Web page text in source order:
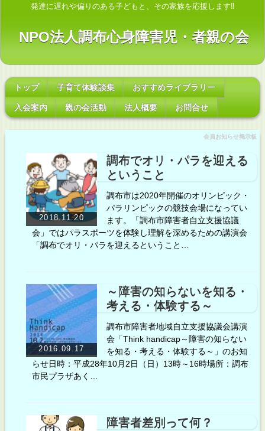
発達に遅れや偏りのある子どもと、その家族を応援します‼
NPO法人調布心身障害児・者親の会
トップ 子育て体験談集 おすすめライブラリー
入会案内 親の会活動 法人概要 お問合せ
会員お知らせ掲示板
2018.11.20
調布でオリ・パラを迎える
ということ
調布市は2020年開催のオリンピック・
パラリンピックの競技会場になってい
ます。「調布市障害者自立支援協議
会」ではパラスポーツを体験し理解を深めるための講演会
「調布でオリ・パラを迎えるということ…
2016.09.17
～障害の知らないを知る・
考える・体験する～
調布市障害者地域自立支援協議会講演
会「Think handicap～障害の知らない
を知る・考える・体験する～」のお知
らせ日時：平成28年10月2日（日）13時～16時場所：調布
市民プラザあく…
障害者差別って何？